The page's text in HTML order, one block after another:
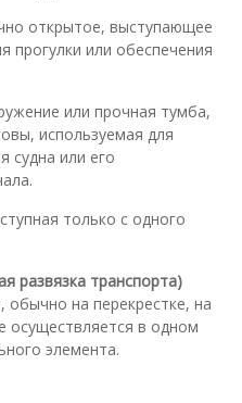
открытое, выступающее
прогулки или обеспечения
или прочная тумба,
используемая для
судна или его
только с одного
развязка транспорта)
обычно на перекрестке, на
в одном
элемента.